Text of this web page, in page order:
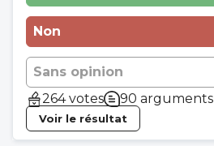
Non
Sans opinion
264 votes
90 arguments
Voir le résultat